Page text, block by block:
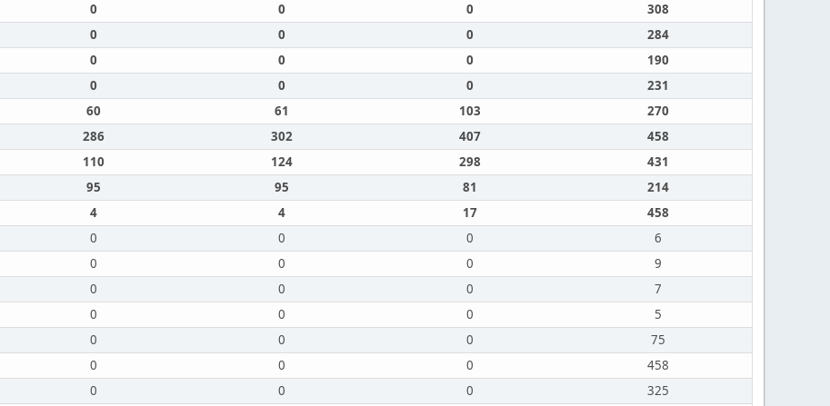
0 0 0
308
0 0 0
284
0 0 0
190
0 0 0
231
60 61 103
270
286 302 407
458
110 124 298
431
95 95 81
214
4 4 17
458
0 0 0
6
0 0 0
9
0 0 0
7
0 0 0
5
0 0 0
75
0 0 0
458
0 0 0
325